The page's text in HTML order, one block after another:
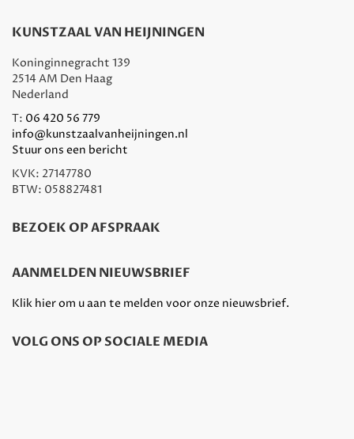
KUNSTZAAL VAN HEIJNINGEN
Koninginnegracht 139
2514 AM Den Haag
Nederland
T: 06 420 56 779
info@kunstzaalvanheijningen.nl
Stuur ons een bericht
KVK: 27147780
BTW: 058827481
BEZOEK OP AFSPRAAK
AANMELDEN NIEUWSBRIEF
Klik hier om u aan te melden voor onze nieuwsbrief.
VOLG ONS OP SOCIALE MEDIA